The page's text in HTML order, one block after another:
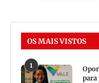
OS MAIS VISTOS
1
para